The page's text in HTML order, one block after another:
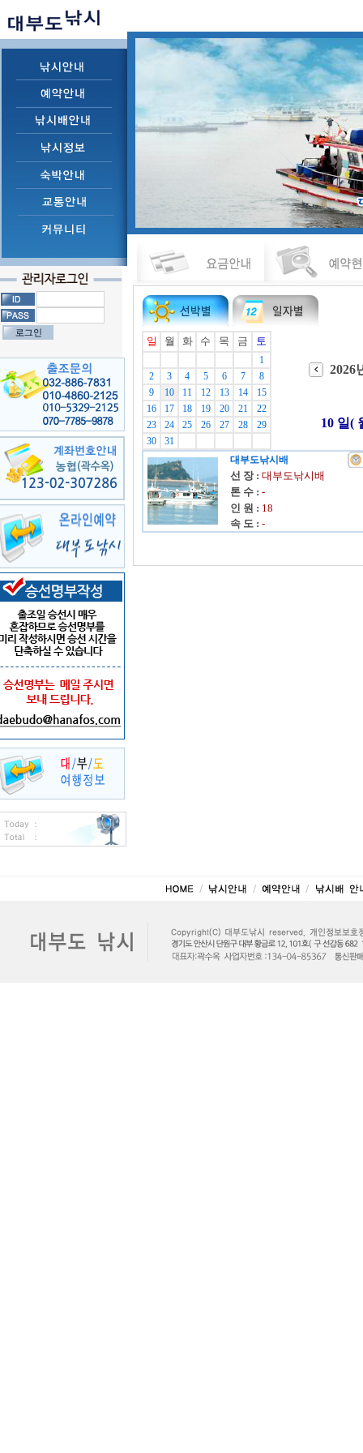
일 월 화 수 목 금 토
1
2
3 4 5 6 7
8
9
10 11 12 13 14
15
16
17 18 19 20 21
22
23
24 25 26 27 28
29
30
31
2026
10 일(
대부도낚시배
선 장 : 대부도낚시배
톤 수 : -
인 원 : 18
속 도 : -